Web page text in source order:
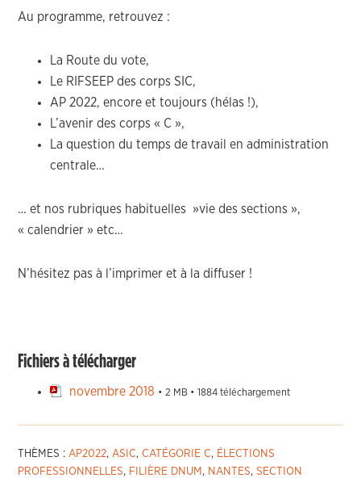
Au programme, retrouvez :
La Route du vote,
Le RIFSEEP des corps SIC,
AP 2022, encore et toujours (hélas !),
L’avenir des corps « C »,
La question du temps de travail en administration
centrale…
… et nos rubriques habituelles »vie des sections »,
« calendrier » etc…
N’hésitez pas à l’imprimer et à la diffuser !
Fichiers à télécharger
novembre 2018 • 2 MB • 1884 téléchargement
THÈMES :AP2022,ASIC,CATÉGORIE C, ÉLECTIONS
PROFESSIONNELLES, FILIÈRE DNUM , NANTES,SECTION